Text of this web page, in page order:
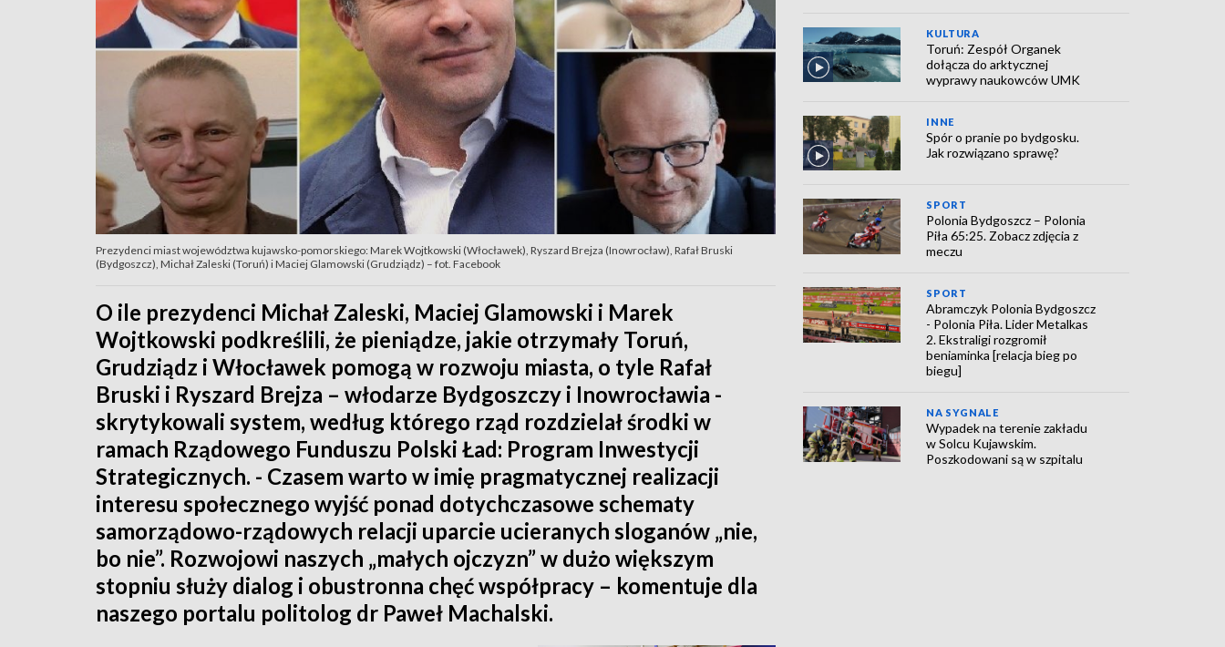
Prezydenci miast województwa kujawsko-pomorskiego: Marek Wojtkowski (Włocławek), Ryszard Brejza (Inowrocław), Rafał Bruski
(Bydgoszcz), Michał Zaleski (Toruń) i Maciej Glamowski (Grudziądz) – fot. Facebook
O ile prezydenci Michał Zaleski, Maciej Glamowski i Marek
Wojtkowski podkreślili, że pieniądze, jakie otrzymały Toruń,
Grudziądz i Włocławek pomogą w rozwoju miasta, o tyle Rafał
Bruski i Ryszard Brejza – włodarze Bydgoszczy i Inowrocławia -
skrytykowali system, według którego rząd rozdzielał środki w
ramach Rządowego Funduszu Polski Ład: Program Inwestycji
Strategicznych. - Czasem warto w imię pragmatycznej realizacji
interesu społecznego wyjść ponad dotychczasowe schematy
samorządowo-rządowych relacji uparcie ucieranych sloganów „nie,
bo nie”. Rozwojowi naszych „małych ojczyzn” w dużo większym
stopniu służy dialog i obustronna chęć współpracy – komentuje dla
naszego portalu politolog dr Paweł Machalski.
KULTURA
Toruń: Zespół Organek
dołącza do arktycznej
wyprawy naukowców UMK
INNE
Spór o pranie po bydgosku.
Jak rozwiązano sprawę?
SPORT
Polonia Bydgoszcz – Polonia
Piła 65:25. Zobacz zdjęcia z
meczu
SPORT
Abramczyk Polonia Bydgoszcz
- Polonia Piła. Lider Metalkas
2. Ekstraligi rozgromił
beniaminka [relacja bieg po
biegu]
NA SYGNALE
Wypadek na terenie zakładu
w Solcu Kujawskim.
Poszkodowani są w szpitalu